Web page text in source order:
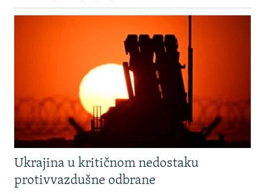
Ukrajina u kritičnom nedostaku
protivvazdušne odbrane